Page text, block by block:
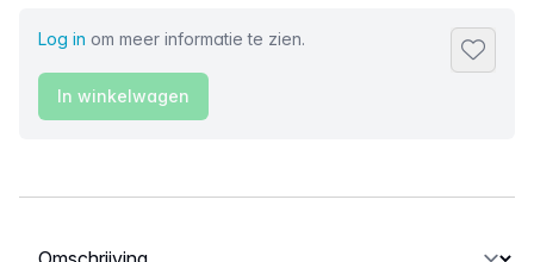
Log in om meer informatie te zien.
In winkelwagen
Selecteer een tabblad